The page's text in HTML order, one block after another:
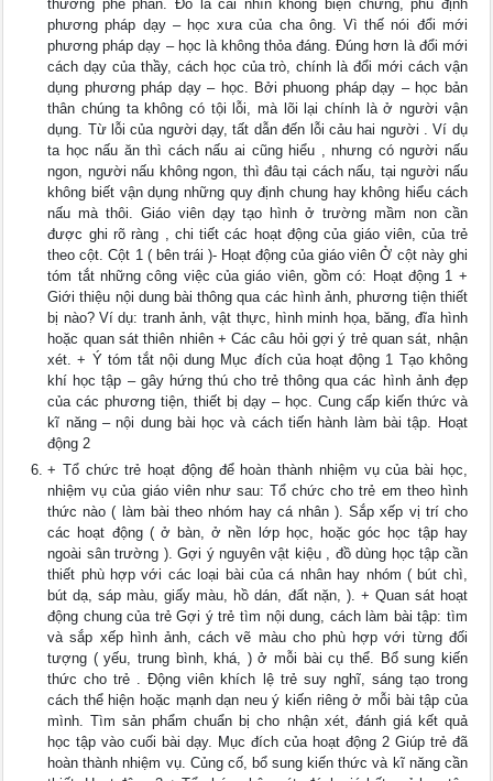
thường phê phán. Đó là cái nhìn không biện chứng, phủ định
phương pháp dạy – học xưa của cha ông. Vì thế nói đổi mới
phương pháp dạy – học là không thỏa đáng. Đúng hơn là đổi mới
cách dạy của thầy, cách học của trò, chính là đổi mới cách vận
dụng phương pháp dạy – học. Bởi phuong pháp dạy – học bản
thân chúng ta không có tội lỗi, mà lõi lại chính là ở người vận
dụng. Từ lỗi của người dạy, tất dẫn đến lỗi cảu hai người . Ví dụ
ta học nấu ăn thì cách nấu ai cũng hiểu , nhưng có người nấu
ngon, người nấu không ngon, thì đâu tại cách nấu, tại người nấu
không biết vận dụng những quy định chung hay không hiểu cách
nấu mà thôi. Giáo viên dạy tạo hình ở trường mầm non cần
được ghi rõ ràng , chi tiết các hoạt động của giáo viên, của trẻ
theo cột. Cột 1 ( bên trái )- Hoạt động của giáo viên Ở cột này ghi
tóm tắt những công việc của giáo viên, gồm có: Hoạt động 1 +
Giới thiệu nội dung bài thông qua các hình ảnh, phương tiện thiết
bị nào? Ví dụ: tranh ảnh, vật thực, hình minh họa, băng, đĩa hình
hoặc quan sát thiên nhiên + Các câu hỏi gợi ý trẻ quan sát, nhận
xét. + Ý tóm tắt nội dung Mục đích của hoạt động 1 Tạo không
khí học tập – gây hứng thú cho trẻ thông qua các hình ảnh đẹp
của các phương tiện, thiết bị dạy – học. Cung cấp kiến thức và
kĩ năng – nội dung bài học và cách tiến hành làm bài tập. Hoạt
động 2
+ Tổ chức trẻ hoạt động để hoàn thành nhiệm vụ của bài học,
nhiệm vụ của giáo viên như sau: Tổ chức cho trẻ em theo hình
thức nào ( làm bài theo nhóm hay cá nhân ). Sắp xếp vị trí cho
các hoạt động ( ở bàn, ở nền lớp học, hoặc góc học tập hay
ngoài sân trường ). Gợi ý nguyên vật kiệu , đồ dùng học tập cần
thiết phù hợp với các loại bài của cá nhân hay nhóm ( bút chì,
bút dạ, sáp màu, giấy màu, hồ dán, đất nặn, ). + Quan sát hoạt
động chung của trẻ Gợi ý trẻ tìm nội dung, cách làm bài tập: tìm
và sắp xếp hình ảnh, cách vẽ màu cho phù hợp với từng đối
tượng ( yếu, trung bình, khá, ) ở mỗi bài cụ thể. Bổ sung kiến
thức cho trẻ . Động viên khích lệ trẻ suy nghĩ, sáng tạo trong
cách thể hiện hoặc mạnh dạn neu ý kiến riêng ở mỗi bài tập của
mình. Tìm sản phẩm chuẩn bị cho nhận xét, đánh giá kết quả
học tập vào cuối bài dạy. Mục đích của hoạt động 2 Giúp trẻ đã
hoàn thành nhiệm vụ. Củng cố, bổ sung kiến thức và kĩ năng cần